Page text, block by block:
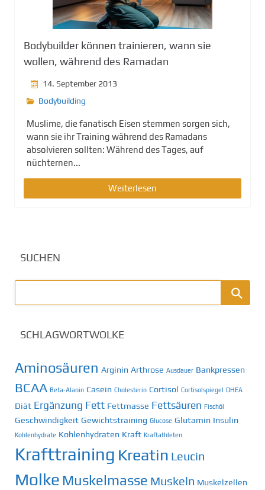
Bodybuilder können trainieren, wann sie
wollen, während des Ramadan
14. September 2013
Bodybuilding
Muslime, die fanatisch Eisen stemmen sorgen sich,
wann sie ihr Training während des Ramadans
absolvieren sollten: Während des Tages, auf
nüchternen...
Weiterlesen
SUCHEN
SCHLAGWORTWOLKE
Aminosäuren Arginin Arthrose Ausdauer Bankpressen
BCAA Beta-Alanin Casein Cholesterin Cortisol Cortisolspiegel DHEA
Diät Ergänzung Fett Fettmasse Fettsäuren Fischöl
Geschwindigkeit Gewichtstraining Glucose Glutamin Insulin
Kohlenhydrate Kohlenhydraten Kraft Kraftathleten
Krafttraining Kreatin Leucin
Molke Muskelmasse Muskeln Muskelzellen